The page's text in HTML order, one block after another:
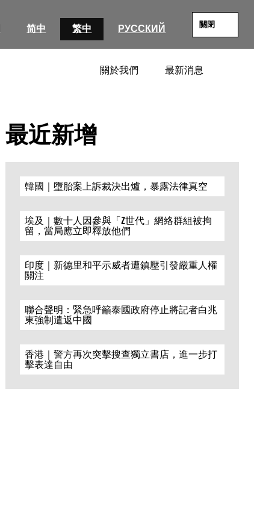
简中 繁中 РУССКИЙ 關閉
關於我們 最新消息
最近新增
韓國｜墮胎案上訴裁決出爐，暴露法律真空
埃及｜數十人因參與「Z世代」網絡群組被拘
留，當局應立即釋放他們
印度｜新德里和平示威者遭鎮壓引發嚴重人權
關注
聯合聲明：緊急呼籲泰國政府停止將記者白兆
東強制遣返中國
香港｜警方再次突擊搜查獨立書店，進一步打
擊表達自由